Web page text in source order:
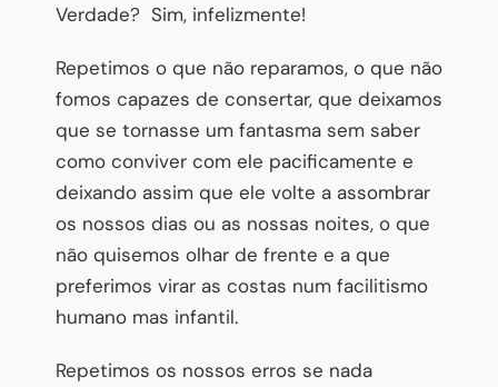
Verdade? Sim, infelizmente!
Repetimos o que não reparamos, o que não
fomos capazes de consertar, que deixamos
que se tornasse um fantasma sem saber
como conviver com ele pacificamente e
deixando assim que ele volte a assombrar
os nossos dias ou as nossas noites, o que
não quisemos olhar de frente e a que
preferimos virar as costas num facilitismo
humano mas infantil.
Repetimos os nossos erros se nada